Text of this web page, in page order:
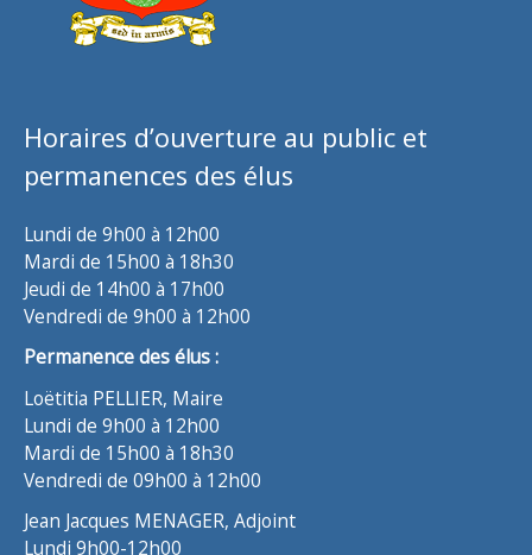
Horaires d’ouverture au public et
permanences des élus
Lundi de 9h00 à 12h00
Mardi de 15h00 à 18h30
Jeudi de 14h00 à 17h00
Vendredi de 9h00 à 12h00
Permanence des élus :
Loëtitia PELLIER, Maire
Lundi de 9h00 à 12h00
Mardi de 15h00 à 18h30
Vendredi de 09h00 à 12h00
Jean Jacques MENAGER, Adjoint
Lundi 9h00-12h00